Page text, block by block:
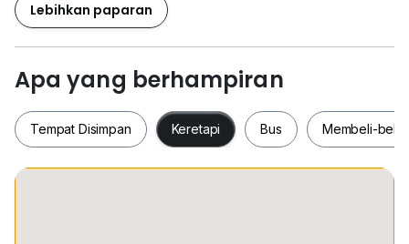
Monthly Rental RM2,300
Remark:
- Bigger than other intermediate lot
- Upgrade power supply to 3 phase
Lebihkan paparan
Apa yang berhampiran
Tempat Disimpan Keretapi Bus Membeli-